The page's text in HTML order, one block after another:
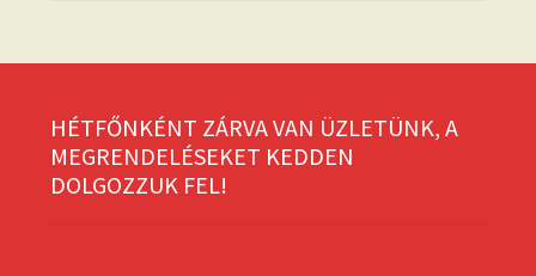
HÉTFŐNKÉNT ZÁRVA VAN ÜZLETÜNK, A
MEGRENDELÉSEKET KEDDEN
DOLGOZZUK FEL!